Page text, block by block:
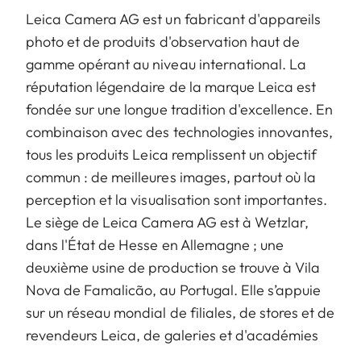
Leica Camera AG est un fabricant d'appareils
photo et de produits d'observation haut de
gamme opérant au niveau international. La
réputation légendaire de la marque Leica est
fondée sur une longue tradition d'excellence. En
combinaison avec des technologies innovantes,
tous les produits Leica remplissent un objectif
commun : de meilleures images, partout où la
perception et la visualisation sont importantes.
Le siège de Leica Camera AG est à Wetzlar,
dans l'État de Hesse en Allemagne ; une
deuxième usine de production se trouve à Vila
Nova de Famalicão, au Portugal. Elle s’appuie
sur un réseau mondial de filiales, de stores et de
revendeurs Leica, de galeries et d'académies